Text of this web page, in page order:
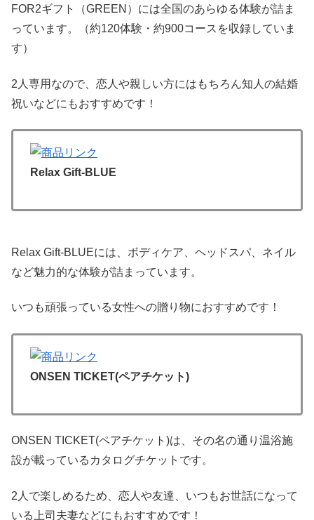
FOR2ギフト（GREEN）には全国のあらゆる体験が詰ま
っています。（約120体験・約900コースを収録していま
す）
2人専用なので、恋人や親しい方にはもちろん知人の結婚
祝いなどにもおすすめです！
Relax Gift-BLUE
Relax Gift-BLUEには、ボディケア、ヘッドスパ、ネイル
など魅力的な体験が詰まっています。
いつも頑張っている女性への贈り物におすすめです！
ONSEN TICKET(ペアチケット)
ONSEN TICKET(ペアチケット)は、その名の通り温浴施
設が載っているカタログチケットです。
2人で楽しめるため、恋人や友達、いつもお世話になって
いる上司夫妻などにもおすすめです！